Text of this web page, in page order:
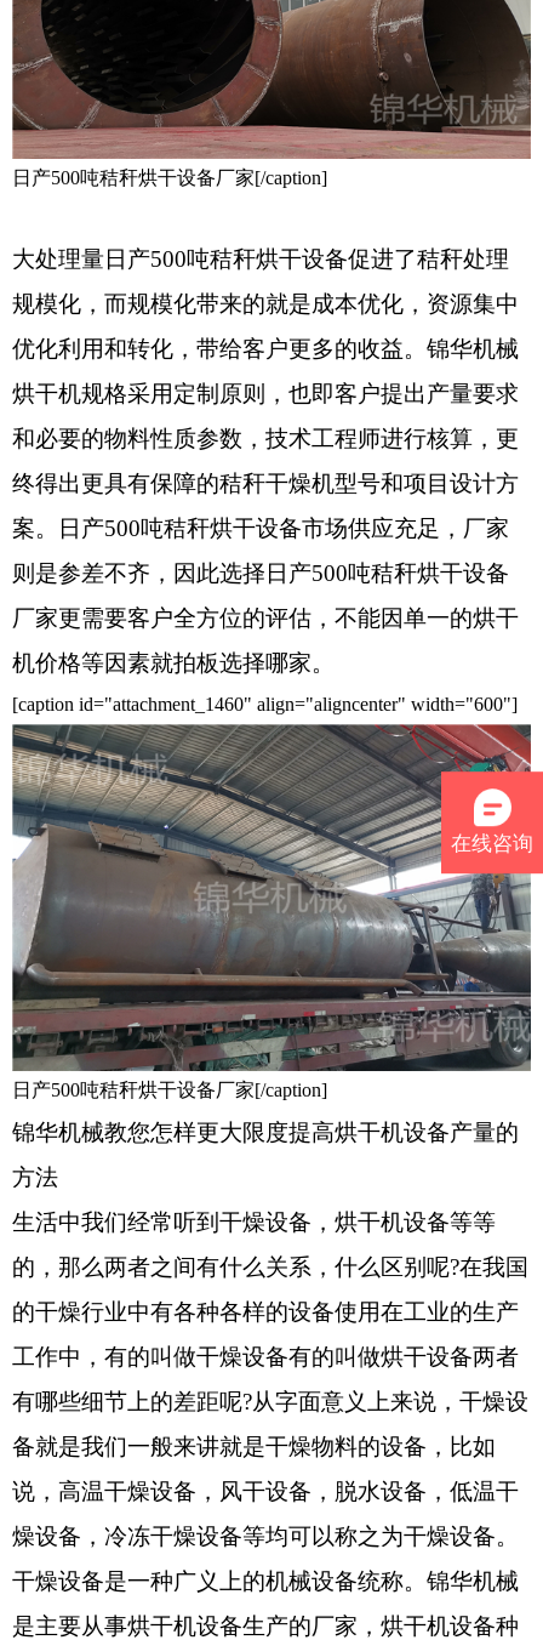
日产500吨秸秆烘干设备厂家[/caption]
大处理量日产500吨秸秆烘干设备促进了秸秆处理
规模化，而规模化带来的就是成本优化，资源集中
优化利用和转化，带给客户更多的收益。锦华机械
烘干机规格采用定制原则，也即客户提出产量要求
和必要的物料性质参数，技术工程师进行核算，更
终得出更具有保障的秸秆干燥机型号和项目设计方
案。日产500吨秸秆烘干设备市场供应充足，厂家
则是参差不齐，因此选择日产500吨秸秆烘干设备
厂家更需要客户全方位的评估，不能因单一的烘干
机价格等因素就拍板选择哪家。
[caption id="attachment_1460" align="aligncenter" width="600"]
日产500吨秸秆烘干设备厂家[/caption]
锦华机械教您怎样更大限度提高烘干机设备产量的
方法
生活中我们经常听到干燥设备，烘干机设备等等
的，那么两者之间有什么关系，什么区别呢?在我国
的干燥行业中有各种各样的设备使用在工业的生产
工作中，有的叫做干燥设备有的叫做烘干设备两者
有哪些细节上的差距呢?从字面意义上来说，干燥设
备就是我们一般来讲就是干燥物料的设备，比如
说，高温干燥设备，风干设备，脱水设备，低温干
燥设备，冷冻干燥设备等均可以称之为干燥设备。
干燥设备是一种广义上的机械设备统称。锦华机械
是主要从事烘干机设备生产的厂家，烘干机设备种
在线咨询